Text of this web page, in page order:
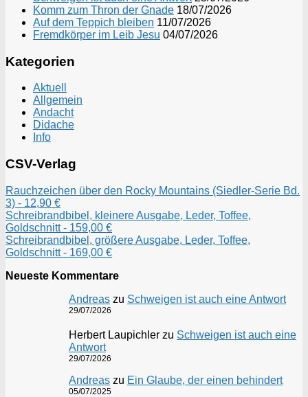
Komm zum Thron der Gnade 18/07/2026
Auf dem Teppich bleiben 11/07/2026
Fremdkörper im Leib Jesu 04/07/2026
Kategorien
Aktuell
Allgemein
Andacht
Didache
Info
CSV-Verlag
Rauchzeichen über den Rocky Mountains (Siedler-Serie Bd.
3) - 12,90 €
Schreibrandbibel, kleinere Ausgabe, Leder, Toffee,
Goldschnitt - 159,00 €
Schreibrandbibel, größere Ausgabe, Leder, Toffee,
Goldschnitt - 169,00 €
Neueste Kommentare
Andreas zu Schweigen ist auch eine Antwort
29/07/2026
Herbert Laupichler zu Schweigen ist auch eine
Antwort
29/07/2026
Andreas zu Ein Glaube, der einen behindert
05/07/2025